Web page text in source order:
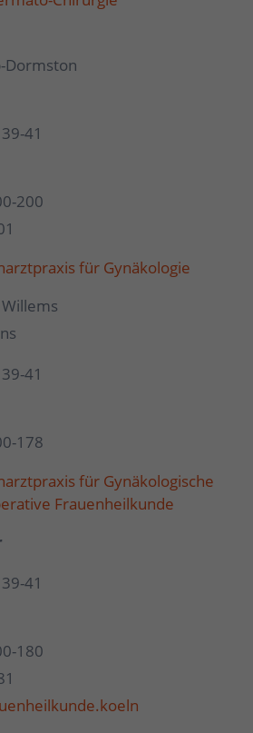
Dormston
41
200
für Gynäkologie
41
178
für Gynäkologische
Frauenheilkunde
41
180